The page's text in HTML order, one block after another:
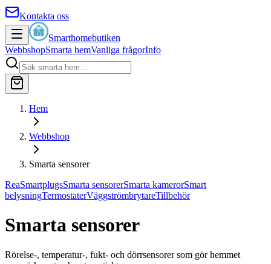
Kontakta oss
Smarthomebutiken
WebbshopSmarta hemVanliga frågorInfo
Hem
Webbshop
Smarta sensorer
ReaSmartplugsSmarta sensorerSmarta kamerorSmart
belysningTermostaterVäggströmbrytareTillbehör
Smarta sensorer
Rörelse-, temperatur-, fukt- och dörrsensorer som gör hemmet